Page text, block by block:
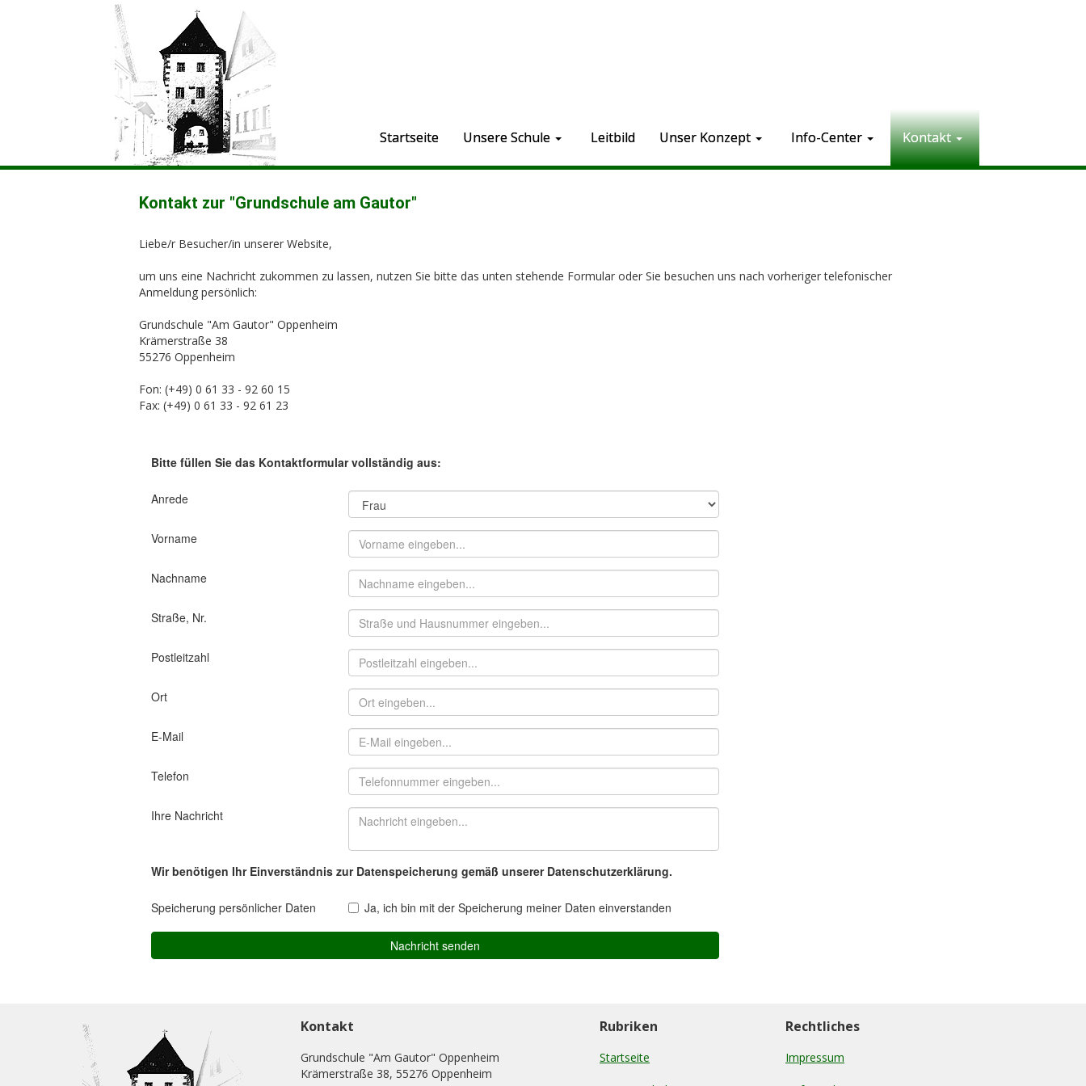
Startseite Unsere Schule Leitbild Unser Konzept Info-Center Kontakt
Kontakt zur "Grundschule am Gautor"
Liebe/r Besucher/in unserer Website,
um uns eine Nachricht zukommen zu lassen, nutzen Sie bitte das unten stehende Formular oder Sie besuchen uns nach vorheriger telefonischer
Anmeldung persönlich:
Grundschule "Am Gautor" Oppenheim
Krämerstraße 38
55276 Oppenheim
Fon: (+49) 0 61 33 - 92 60 15
Fax: (+49) 0 61 33 - 92 61 23
Kontakt
Grundschule "Am Gautor" Oppenheim
Krämerstraße 38, 55276 Oppenheim
Rubriken
Startseite
Rechtliches
Impressum